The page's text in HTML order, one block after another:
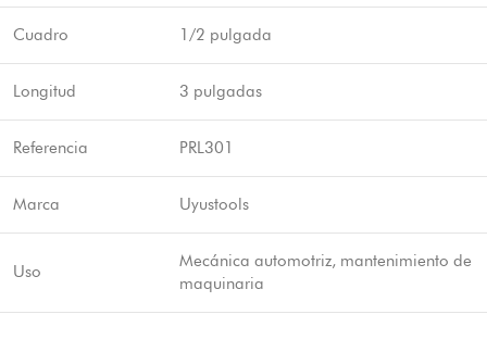
Cuadro 1/2 pulgada
Longitud 3 pulgadas
Referencia PRL301
Marca Uyustools
Uso
Mecánica automotriz, mantenimiento de
maquinaria